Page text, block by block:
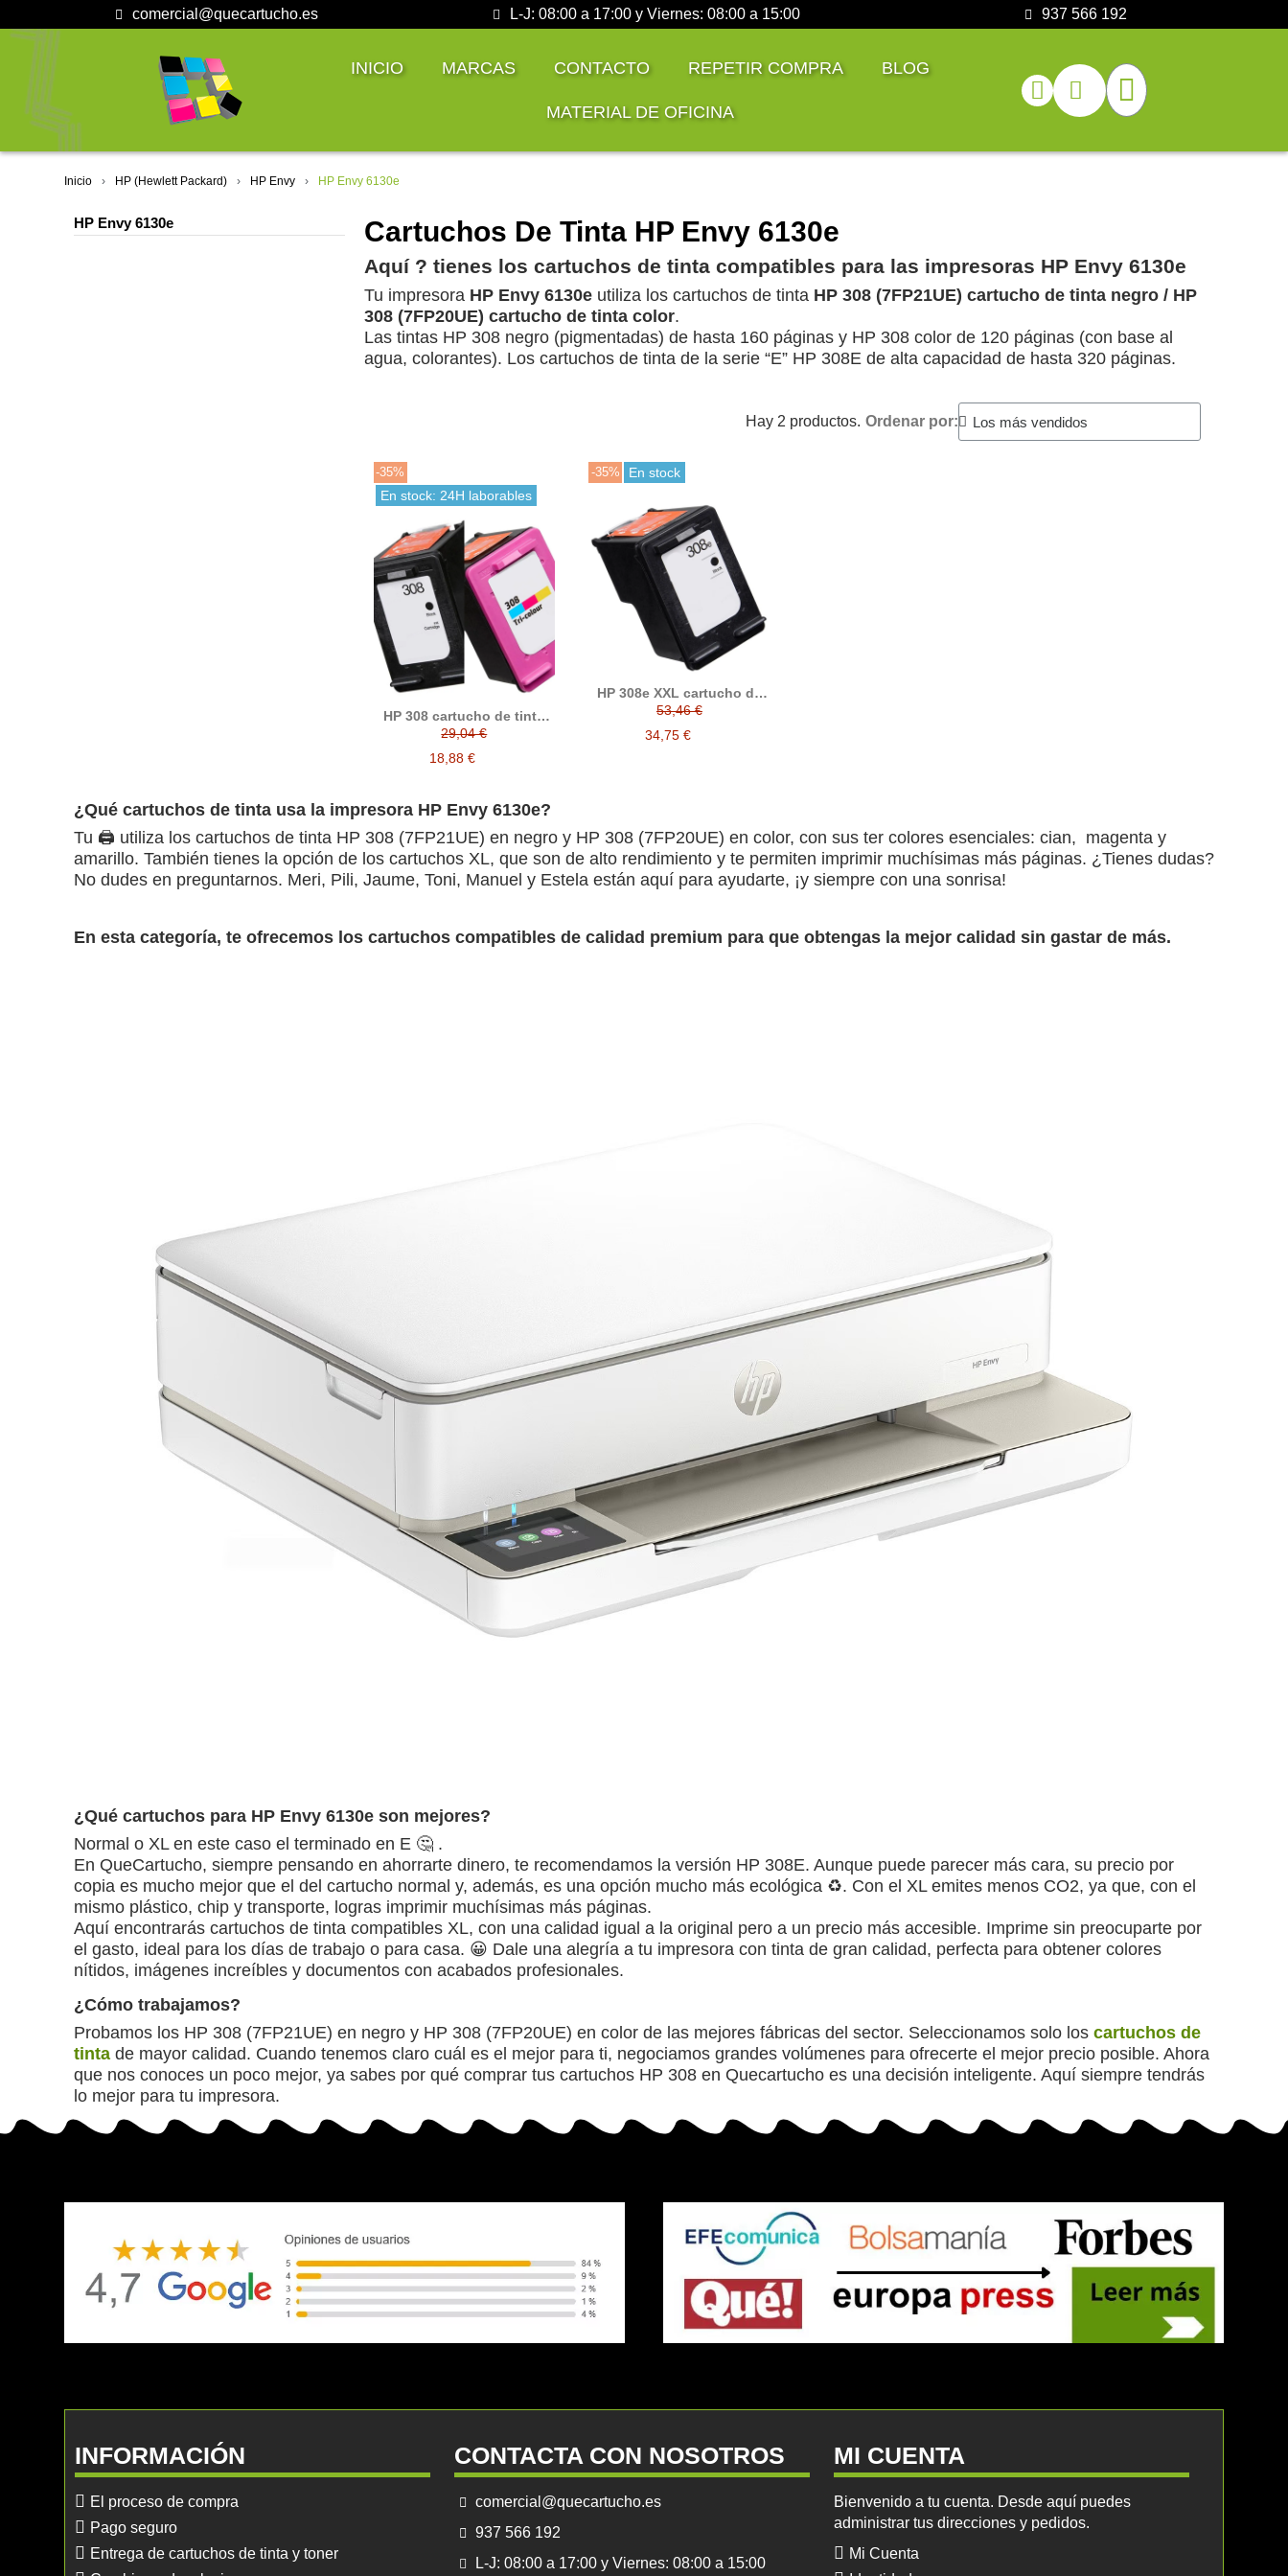
comercial@quecartucho.es L-J: 08:00 a 17:00 y Viernes: 08:00 a 15:00 937 566 192
INICIO MARCAS CONTACTO REPETIR COMPRA BLOG
MATERIAL DE OFICINA
Inicio HP (Hewlett Packard) HP Envy HP Envy 6130e
HP Envy 6130e Cartuchos De Tinta HP Envy 6130e
Aquí ? tienes los cartuchos de tinta compatibles para las impresoras HP Envy 6130e
Tu impresora HP Envy 6130eutiliza los cartuchos de tinta HP 308 (7FP21UE) cartucho de tinta negro / HP
308 (7FP20UE) cartucho de tinta color.
Las tintas HP 308 negro (pigmentadas) de hasta 160 páginas y HP 308 color de 120 páginas (con base al
agua, colorantes). Los cartuchos de tinta de la serie “E” HP 308E de alta capacidad de hasta 320 páginas.
Hay 2 productos. Ordenar por:
-35%
En stock: 24H laborables
HP 308 cartucho de tinta
compatible (7FP21UE /
7FP20UE)
29,04 €
18,88 €
-35% En stock
HP 308e XXL cartucho de
tinta compatible (7FP22UE,
7FP2UE)
53,46 €
34,75 €
¿Qué cartuchos de tinta usa la impresora HP Envy 6130e?
Tu 🖨️ utiliza los cartuchos de tinta HP 308 (7FP21UE) en negro y HP 308 (7FP20UE) en color, con sus ter colores esenciales: cian, magenta y
amarillo. También tienes la opción de los cartuchos XL, que son de alto rendimiento y te permiten imprimir muchísimas más páginas. ¿Tienes dudas?
No dudes en preguntarnos. Meri, Pili, Jaume, Toni, Manuel y Estela están aquí para ayudarte, ¡y siempre con una sonrisa!
En esta categoría, te ofrecemos los cartuchos compatibles de calidad premium para que obtengas la mejor calidad sin gastar de más.
¿Qué cartuchos para HP Envy 6130e son mejores?
Normal o XL en este caso el terminado en E 🤔 .
En QueCartucho, siempre pensando en ahorrarte dinero, te recomendamos la versión HP 308E. Aunque puede parecer más cara, su precio por
copia es mucho mejor que el del cartucho normal y, además, es una opción mucho más ecológica ♻️. Con el XL emites menos CO2, ya que, con el
mismo plástico, chip y transporte, logras imprimir muchísimas más páginas.
Aquí encontrarás cartuchos de tinta compatibles XL, con una calidad igual a la original pero a un precio más accesible. Imprime sin preocuparte por
el gasto, ideal para los días de trabajo o para casa. 😀 Dale una alegría a tu impresora con tinta de gran calidad, perfecta para obtener colores
nítidos, imágenes increíbles y documentos con acabados profesionales.
¿Cómo trabajamos?
Probamos los HP 308 (7FP21UE) en negro y HP 308 (7FP20UE) en color de las mejores fábricas del sector. Seleccionamos solo los cartuchos de
tinta de mayor calidad. Cuando tenemos claro cuál es el mejor para ti, negociamos grandes volúmenes para ofrecerte el mejor precio posible. Ahora
que nos conoces un poco mejor, ya sabes por qué comprar tus cartuchos HP 308 en Quecartucho es una decisión inteligente. Aquí siempre tendrás
lo mejor para tu impresora.
INFORMACIÓN
El proceso de compra
Pago seguro
Entrega de cartuchos de tinta y toner
CONTACTA CON NOSOTROS
comercial@quecartucho.es
937 566 192
L-J: 08:00 a 17:00 y Viernes: 08:00 a 15:00
MI CUENTA
Bienvenido a tu cuenta. Desde aquí puedes
administrar tus direcciones y pedidos.
Mi Cuenta